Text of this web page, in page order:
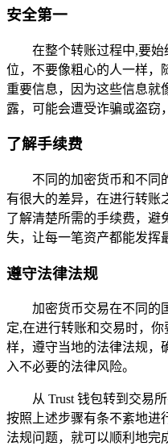
安全第一
在整个转账过程中,要
位，不要像粗心的人一样，
重要信息，因为这些信息就
露，可能会遭受诈骗或盗窃
了解手续费
不同的加密货币和不同
有很大的差异，在进行转账
了解清楚所需的手续费，避
失，让每一笔资产都能发挥
遵守法律法规
加密货币交易在不同的
定,在进行转账和交易时，
样，遵守当地的法律法规，
入不必要的法律风险。
从 Trust 钱包转到交易
按照上述步骤有条不紊地进
法规问题，就可以顺利地完